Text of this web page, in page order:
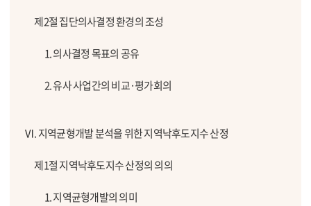
제2절 집단의사결정 환경의 조성
1. 의사결정 목표의 공유
2. 유사 사업간의 비교·평가회의
Ⅵ. 지역균형개발 분석을 위한 지역낙후도지수 산정
제1절 지역낙후도지수 산정의 의의
1. 지역균형개발의 의미